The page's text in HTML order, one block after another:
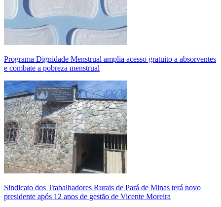
Programa Dignidade Menstrual amplia acesso gratuito a absorventes
e combate a pobreza menstrual
Sindicato dos Trabalhadores Rurais de Pará de Minas terá novo
presidente após 12 anos de gestão de Vicente Moreira